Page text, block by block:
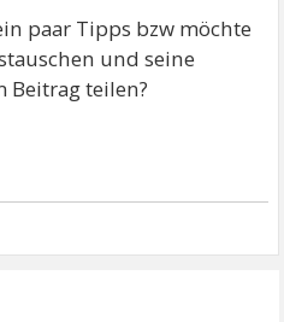
paar Tipps bzw möchte
und seine
Beitrag teilen?